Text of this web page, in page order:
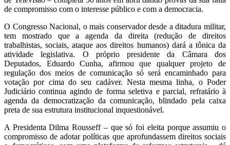
de compromisso com o interesse público e com a democracia.
O Congresso Nacional, o mais conservador desde a ditadura militar,
tem mostrado que a agenda da direita (redução de direitos
trabalhistas, sociais, ataque aos direitos humanos) dará a tônica da
atividade legislativa. O próprio presidente da Câmara dos
Deputados, Eduardo Cunha, afirmou que qualquer projeto de
regulação dos meios de comunicação só será encaminhado para
votação por cima do seu cadáver. Nesta mesma linha, o Poder
Judiciário continua agindo de forma seletiva e parcial, refratário à
agenda da democratização da comunicação, blindado pela caixa
preta de sua estrutura institucional inquestionável.
A Presidenta Dilma Rousseff – que só foi eleita porque assumiu o
compromisso de adotar políticas que aprofundassem direitos sociais